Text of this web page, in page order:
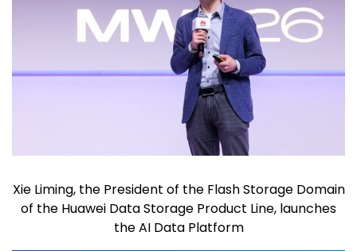
Xie Liming, the President of the Flash Storage Domain
of the Huawei Data Storage Product Line, launches
the AI Data Platform